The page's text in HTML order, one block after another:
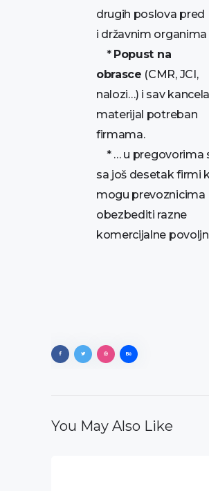
drugih poslova pred
i državnim organima
* Popust na
obrasce (CMR, JCI,
nalozi…) i sav
materijal potreban
firmama.
* … u pregovorima
sa još desetak firmi
mogu prevoznicima
obezbediti razne
komercijalne
You May Also Like